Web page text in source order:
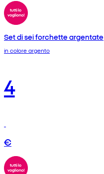
Set di sei forchette argentate
in colore argento
4
€